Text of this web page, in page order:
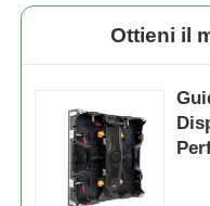
Ottieni il